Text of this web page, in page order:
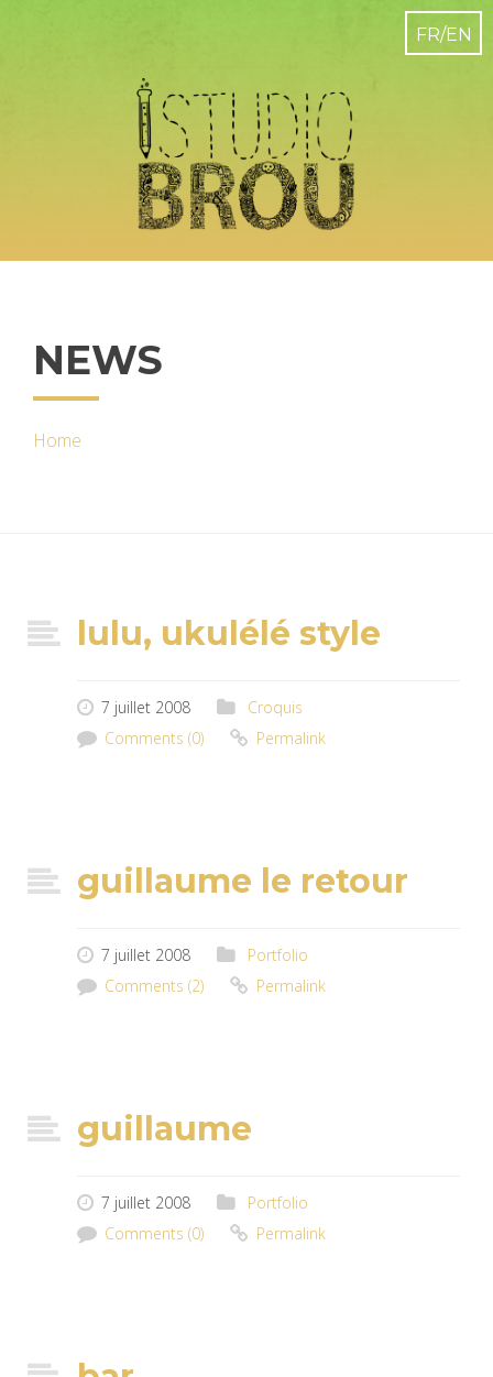
NEWS
Home
lulu, ukulélé style
7 juillet 2008
Croquis
Comments (0)
Permalink
guillaume le retour
7 juillet 2008
Portfolio
Comments (2)
Permalink
guillaume
7 juillet 2008
Portfolio
Comments (0)
Permalink